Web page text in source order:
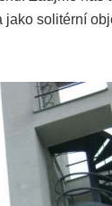
solitérní